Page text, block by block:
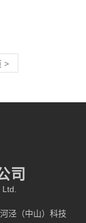
>
司
泾（中山）科技